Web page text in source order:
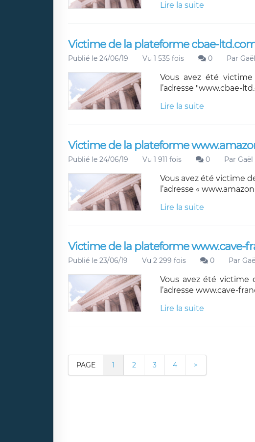
Lire la suite
Victime de la plateforme cbae-
Publié le 24/06/19 Vu 1 535 fois 0 Par
Vous avez été
l’adresse "www.cbae-
Lire la suite
Victime de la plateforme
Publié le 24/06/19 Vu 1 911 fois 0 Par
Vous avez été victime
l’adresse «
Lire la suite
Victime de la plateforme www.cave-
Publié le 23/06/19 Vu 2 299 fois 0 Par
Vous avez été victime
l’adresse www.cave-
Lire la suite
PAGE 1 2 3 4 >